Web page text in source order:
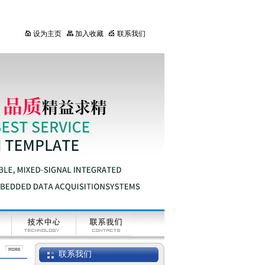
设为主页 加入收藏 联系我们
联系我们